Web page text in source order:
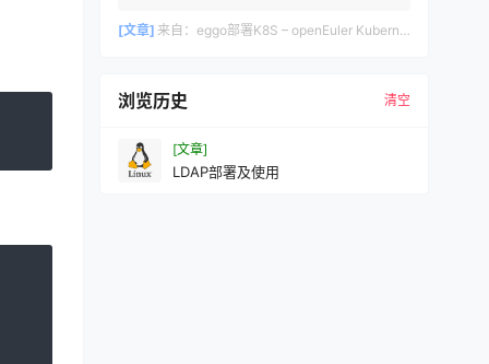
[文章] 来自： eggo部署K8S – openEuler Kubernetes自动化部署工具完整指南
浏览历史 清空
[文章]
LDAP部署及使用